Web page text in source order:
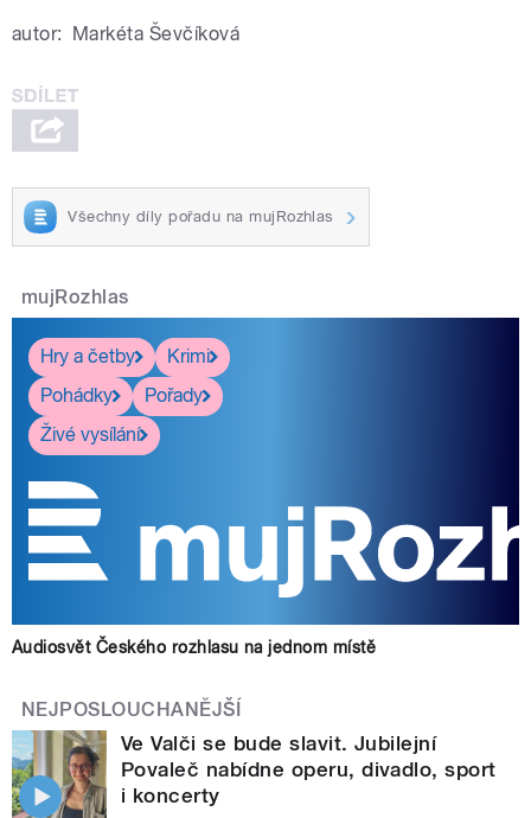
autor: Markéta Ševčíková
Všechny díly pořadu na mujRozhlas
mujRozhlas
Hry a četby
Krimi
Pohádky
Pořady
Živé vysílání
Audiosvět Českého rozhlasu na jednom místě
NEJPOSLOUCHANĚJŠÍ
Ve Valči se bude slavit. Jubilejní
Povaleč nabídne operu, divadlo, sport
i koncerty